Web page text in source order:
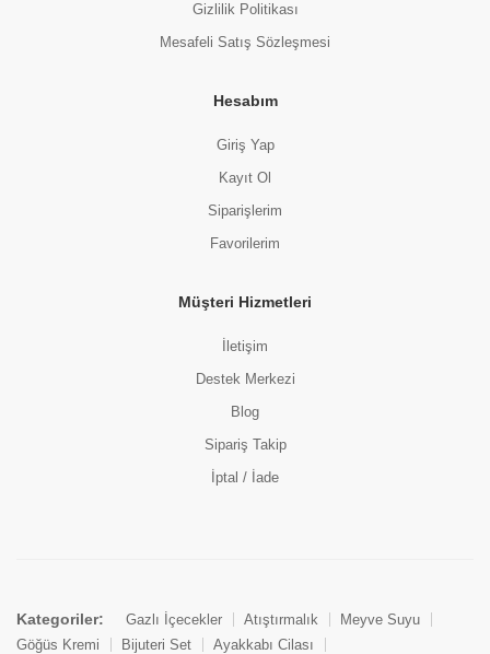
Gizlilik Politikası
Mesafeli Satış Sözleşmesi
Hesabım
Giriş Yap
Kayıt Ol
Siparişlerim
Favorilerim
Müşteri Hizmetleri
İletişim
Destek Merkezi
Blog
Sipariş Takip
İptal / İade
Kategoriler: Gazlı İçecekler Atıştırmalık
Meyve Suyu
Göğüs Kremi
Bijuteri Set
Ayakkabı Cilası